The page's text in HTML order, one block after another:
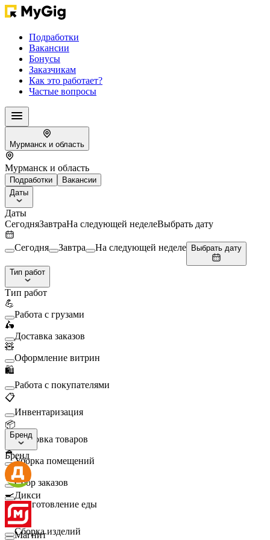
Подработки
Вакансии
Бонусы
Заказчикам
Как это работает?
Частые вопросы
Мурманск и область
Мурманск и область
Подработки
Вакансии
Даты
Даты
СегодняЗавтраНа следующей неделеВыбрать дату
Сегодня Завтра На следующей неделе Выбрать дату
Тип работ
Тип работ
💪
Работа с грузами
🛵
Доставка заказов
🧸
Оформление витрин
🛍️
Работа с покупателями
📋
Инвентаризация
📦
Упаковка товаров
🧹
Уборка помещений
🛒
Сбор заказов
🍳
Приготовление еды
🛠️
Сборка изделий
Бренд
Бренд
Дикси
Магнит